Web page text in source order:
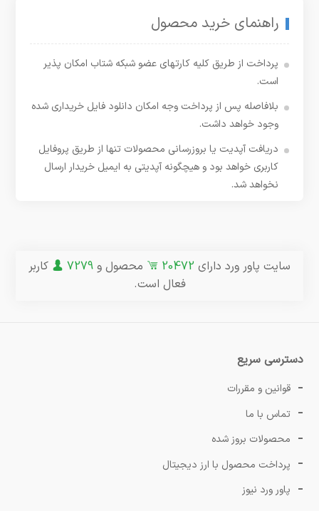
راهنمای خرید محصول
پرداخت از طریق کلیه کارتهای عضو شبکه شتاب امکان پذیر
است.
بلافاصله پس از پرداخت وجه امکان دانلود فایل خریداری شده
وجود خواهد داشت.
دریافت آپدیت یا بروزرسانی محصولات تنها از طریق پروفایل
کاربری خواهد بود و هیچگونه آپدیتی به ایمیل خریدار ارسال
نخواهد شد.
سایت پاور ورد دارای 20472 محصول و 7279
کاربر
فعال است.
دسترسی سریع
قوانین و مقررات
تماس با ما
محصولات بروز شده
پرداخت محصول با ارز دیجیتال
پاور ورد نیوز